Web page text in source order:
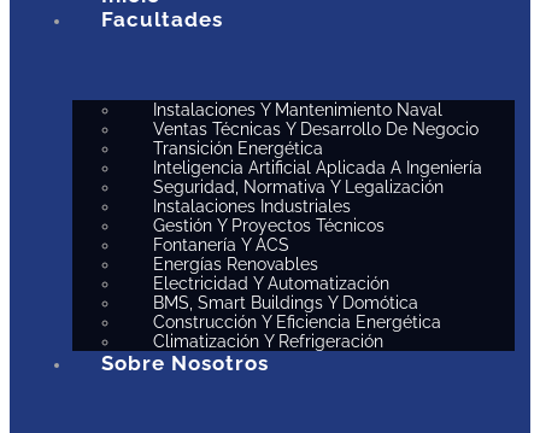
Facultades
Instalaciones Y Mantenimiento Naval
Ventas Técnicas Y Desarrollo De Negocio
Transición Energética
Inteligencia Artificial Aplicada A Ingeniería
Seguridad, Normativa Y Legalización
Instalaciones Industriales
Gestión Y Proyectos Técnicos
Fontanería Y ACS
Energías Renovables
Electricidad Y Automatización
BMS, Smart Buildings Y Domótica
Construcción Y Eficiencia Energética
Climatización Y Refrigeración
Sobre Nosotros